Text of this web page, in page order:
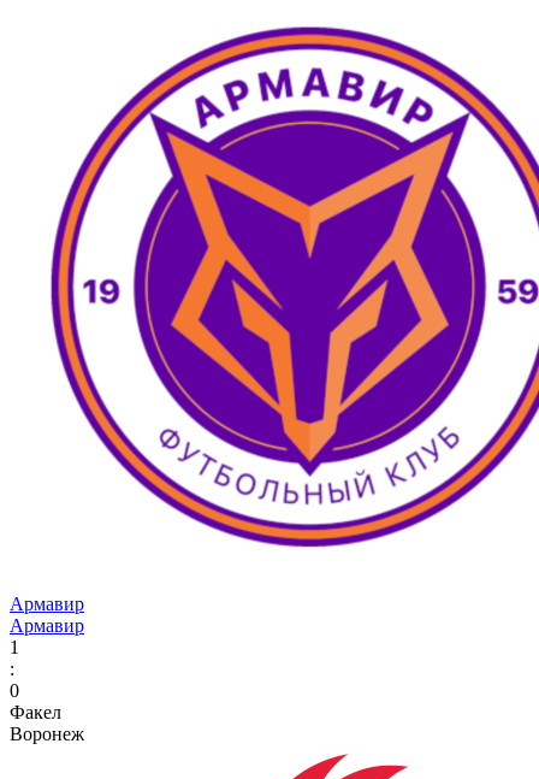
Армавир
Армавир
1
:
0
Факел
Воронеж